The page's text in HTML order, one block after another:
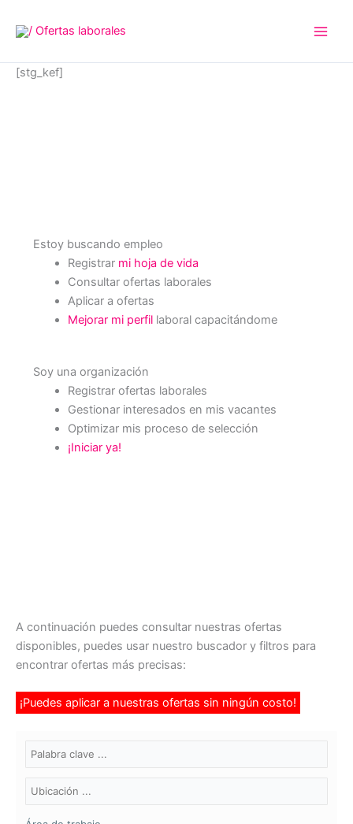
[stg_kef]
Estoy buscando empleo
Registrar mi hoja de vida
Consultar ofertas laborales
Aplicar a ofertas
Mejorar mi perfillaboral capacitándome
Soy una organización
Registrar ofertas laborales
Gestionar interesados en mis vacantes
Optimizar mis proceso de selección
¡Iniciar ya!
A continuación puedes consultar nuestras ofertas
disponibles, puedes usar nuestro buscador y filtros para
encontrar ofertas más precisas:
¡Puedes aplicar a nuestras ofertas sin ningún costo!